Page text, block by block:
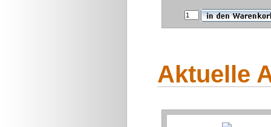
Aktuelle